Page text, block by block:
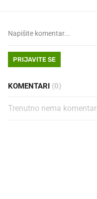
PRIJAVITE SE
KOMENTARI (0)
Trenutno nema